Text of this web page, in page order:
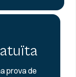
prova de